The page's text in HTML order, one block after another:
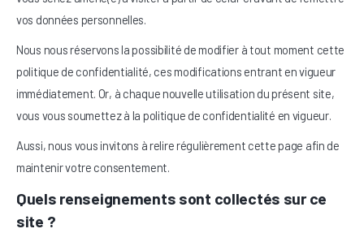
vos données personnelles.
Nous nous réservons la possibilité de modifier à tout moment cette
politique de confidentialité, ces modifications entrant en vigueur
immédiatement. Or, à chaque nouvelle utilisation du présent site,
vous vous soumettez à la politique de confidentialité en vigueur.
Aussi, nous vous invitons à relire régulièrement cette page afin de
maintenir votre consentement.
Quels renseignements sont collectés sur ce
site ?